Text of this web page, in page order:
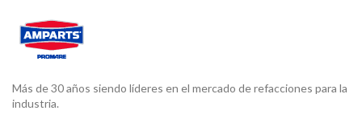
Más de 30 años siendo líderes en el mercado de refacciones para la
industria.